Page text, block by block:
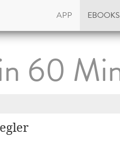
APP EBOOKS
60